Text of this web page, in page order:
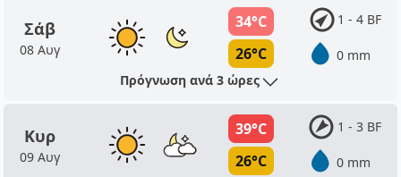
Σάβ
08 Αυγ
34°C
26°C
1 - 4 BF
0 mm
Πρόγνωση ανά 3 ώρες
Κυρ
09 Αυγ
39°C
26°C
1 - 3 BF
0 mm